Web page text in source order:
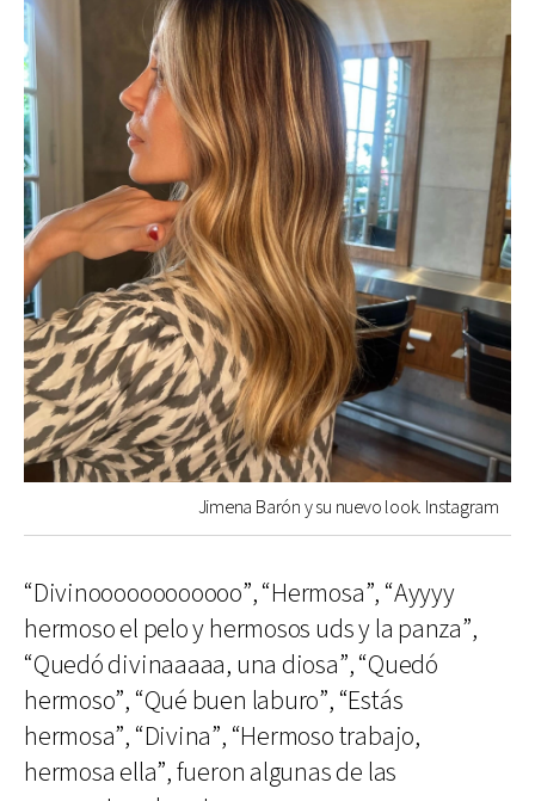
Jimena Barón y su nuevo look. Instagram
“Divinoooooooooooo”, “Hermosa”, “Ayyyy
hermoso el pelo y hermosos uds y la panza”,
“Quedó divinaaaaa, una diosa”, “Quedó
hermoso”, “Qué buen laburo”, “Estás
hermosa”, “Divina”, “Hermoso trabajo,
hermosa ella”, fueron algunas de las